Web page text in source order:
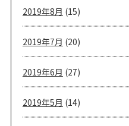
2019年8月 (15)
2019年7月 (20)
2019年6月 (27)
2019年5月 (14)